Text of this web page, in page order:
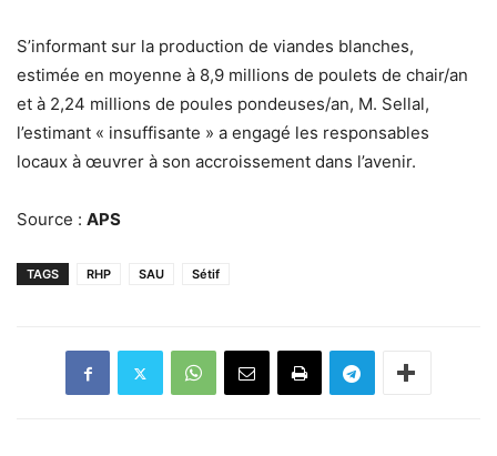
S’informant sur la production de viandes blanches,
estimée en moyenne à 8,9 millions de poulets de chair/an
et à 2,24 millions de poules pondeuses/an, M. Sellal,
l’estimant « insuffisante » a engagé les responsables
locaux à œuvrer à son accroissement dans l’avenir.
Source : APS
TAGS RHP SAU Sétif